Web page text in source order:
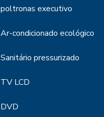
poltronas executivo
Ar-condicionado ecológico
Sanitário pressurizado
TV LCD
DVD